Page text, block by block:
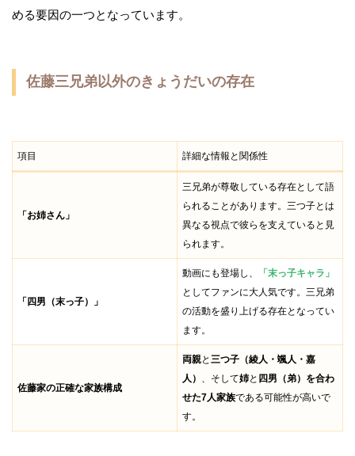
める要因の一つとなっています。
佐藤三兄弟以外のきょうだいの存在
項目 詳細な情報と関係性
「お姉さん」
三兄弟が尊敬している存在として語
られることがあります。三つ子とは
異なる視点で彼らを支えていると見
られます。
「四男（末っ子）」
動画にも登場し、
「末っ子キャラ」
としてファンに大人気です。三兄弟
の活動を盛り上げる存在となってい
ます。
佐藤家の正確な家族構成
両親と 三つ子（綾人・颯人・嘉
人）
、そして姉と 四男（弟）を合わ
せた7人家族である可能性が高いで
す。